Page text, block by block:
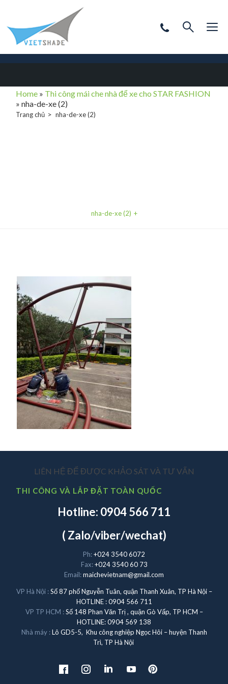
Home » Thi công mái che nhà để xe cho STAR FASHION
»nha-de-xe (2)
Trang chủ nha-de-xe (2)
nha-de-xe (2)
LIÊN HỆ ĐỂ ĐƯỢC KHẢO SÁT VÀ TƯ VẤN
THI CÔNG VÀ LẮP ĐẶT TOÀN QUỐC
Hotline: 0904 566 711
( Zalo/viber/wechat)
Ph:+024 3540 6072
Fax:+024 3540 60 73
Email:maichevietnam@gmail.com
VP Hà Nội :Số 87 phố Nguyễn Tuân, quận Thanh Xuân, TP Hà Nội –
HOTLINE : 0904 566 711
VP TP HCM :Số 148 Phan Văn Trị , quận Gò Vấp, TP HCM –
HOTLINE: 0904 569 138
Nhà máy :Lô GD5-5, Khu công nghiệp Ngọc Hôi – huyện Thanh
Trì, TP Hà Nội